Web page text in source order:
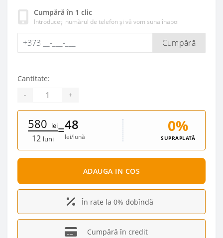
Cumpără în 1 clic
Introduceți numărul de telefon și vă vom suna înapoi
Cumpără
Cantitate:
- +
580 lei
12 luni
=48
lei/lună
0%
SUPRAPLATĂ
ADAUGA IN COS
În rate la 0% dobîndă
Cumpără în credit